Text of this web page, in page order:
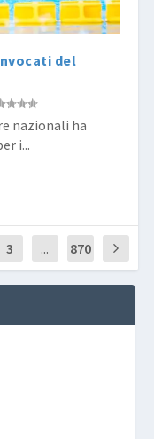
del
nazionali ha
i...
3 ... 870